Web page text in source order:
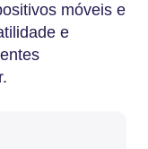
móveis e
e